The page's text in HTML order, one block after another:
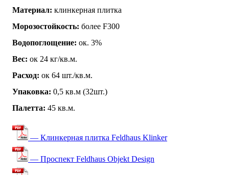
Материал: клинкерная плитка
Морозостойкость: более F300
Водопоглощение: ок. 3%
Вес: ок 24 кг/кв.м.
Расход: ок 64 шт./кв.м.
Упаковка: 0,5 кв.м (32шт.)
Палетта: 45 кв.м.
— Клинкерная плитка Feldhaus Klinker
— Проспект Feldhaus Objekt Design